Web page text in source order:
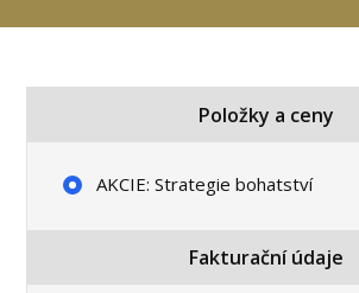
Položky a ceny
AKCIE: Strategie bohatství
Fakturační údaje